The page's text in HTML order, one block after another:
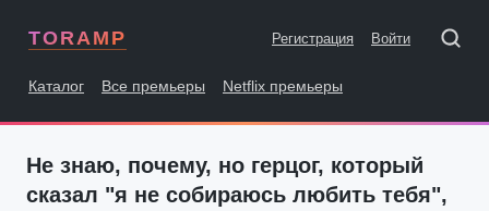
TORAMP Регистрация Войти
Каталог Все премьеры Netflix премьеры
Не знаю, почему, но герцог, который
сказал "я не собираюсь любить тебя",